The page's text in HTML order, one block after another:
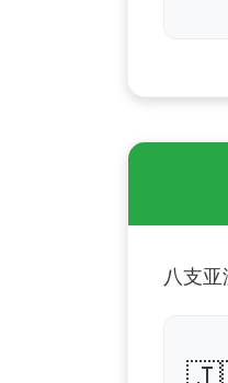
八支